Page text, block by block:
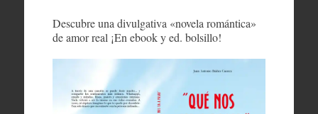
Descubre una divulgativa «novela romántica»
de amor real ¡En ebook y ed. bolsillo!